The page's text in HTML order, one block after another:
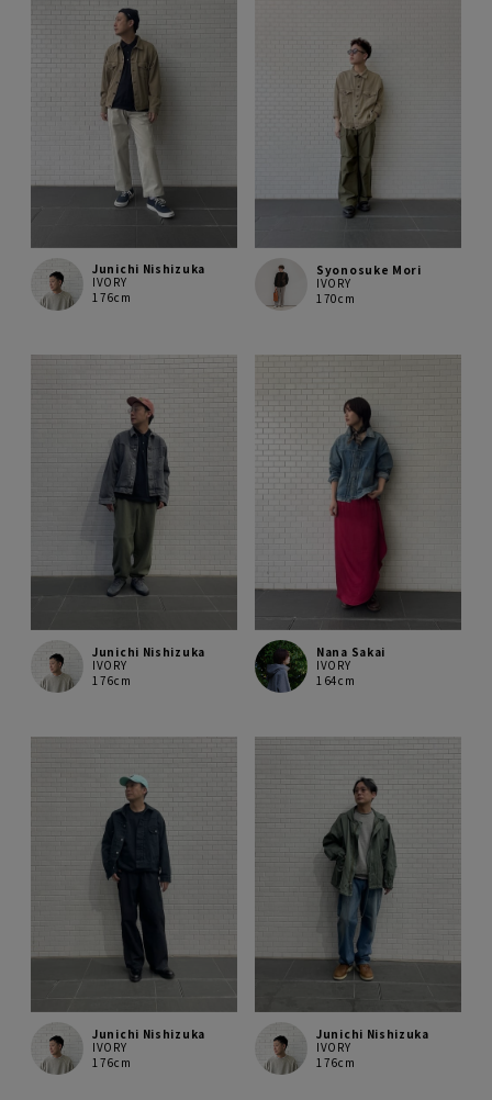
Junichi Nishizuka
IVORY
176cm
Syonosuke Mori
IVORY
170cm
Junichi Nishizuka
IVORY
176cm
Nana Sakai
IVORY
164cm
Junichi Nishizuka
IVORY
176cm
Junichi Nishizuka
IVORY
176cm